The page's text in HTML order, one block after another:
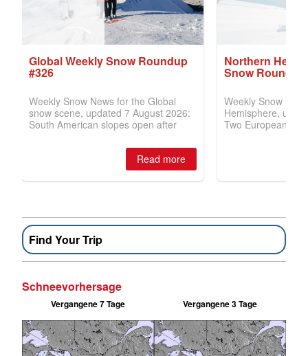
Find Your Trip
Schneevorhersage
Vergangene 7 Tage Vergangene 3 Tage